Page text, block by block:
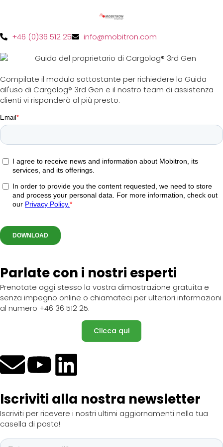
+46 (0)36 512 25 info@mobitron.com
Compilate il modulo sottostante per richiedere la Guida
all'uso di Cargolog® 3rd Gen e il nostro team di assistenza
clienti vi risponderà al più presto.
Parlate con i nostri esperti
Prenotate oggi stesso la vostra dimostrazione gratuita e
senza impegno online o chiamateci per ulteriori informazioni
al numero +46 36 512 25.
Clicca qui
Iscriviti alla nostra newsletter
Iscriviti per ricevere i nostri ultimi aggiornamenti nella tua
casella di posta!